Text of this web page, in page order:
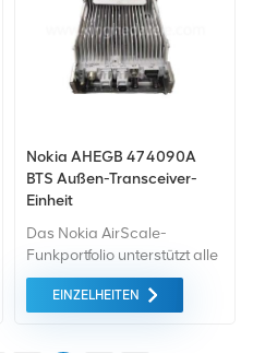
Nokia AHEGB 474090A
BTS Außen-Transceiver-
Einheit
Das Nokia AirScale-
Funkportfolio unterstützt alle
Funkzugangstechnologien
einschließlich 5G. Es ist eine
EINZELHEITEN